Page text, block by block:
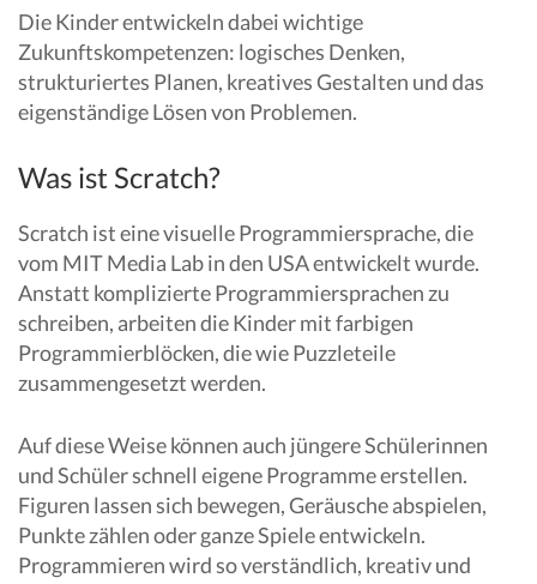
Die Kinder entwickeln dabei wichtige
Zukunftskompetenzen: logisches Denken,
strukturiertes Planen, kreatives Gestalten und das
eigenständige Lösen von Problemen.
Was ist Scratch?
Scratch ist eine visuelle Programmiersprache, die
vom MIT Media Lab in den USA entwickelt wurde.
Anstatt komplizierte Programmiersprachen zu
schreiben, arbeiten die Kinder mit farbigen
Programmierblöcken, die wie Puzzleteile
zusammengesetzt werden.
Auf diese Weise können auch jüngere Schülerinnen
und Schüler schnell eigene Programme erstellen.
Figuren lassen sich bewegen, Geräusche abspielen,
Punkte zählen oder ganze Spiele entwickeln.
Programmieren wird so verständlich, kreativ und